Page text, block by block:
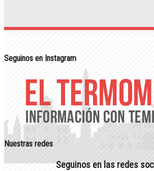
Seguinos en Instagram
Nuestras redes
Seguinos en las redes